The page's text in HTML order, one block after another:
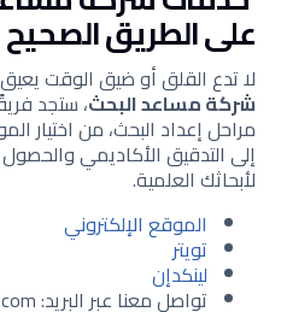
على الطريق الصحيح
لا تدع القلق أو ضيق الوقت
شركة مساعد البحث، ستجد
مراحل إعداد البحث، من اختيار
إلى التدقيق الأكاديمي والحصول
لأبحاثك العلمية.
الموقع الإلكتروني
تويتر
لينكدإن
تواصل معنا عبر البريد: afkaabba@gmail.com